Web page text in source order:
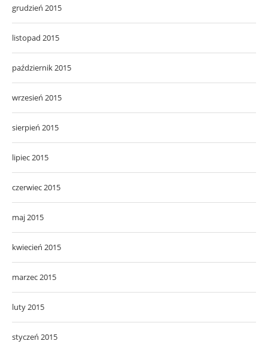
grudzień 2015
listopad 2015
październik 2015
wrzesień 2015
sierpień 2015
lipiec 2015
czerwiec 2015
maj 2015
kwiecień 2015
marzec 2015
luty 2015
styczeń 2015